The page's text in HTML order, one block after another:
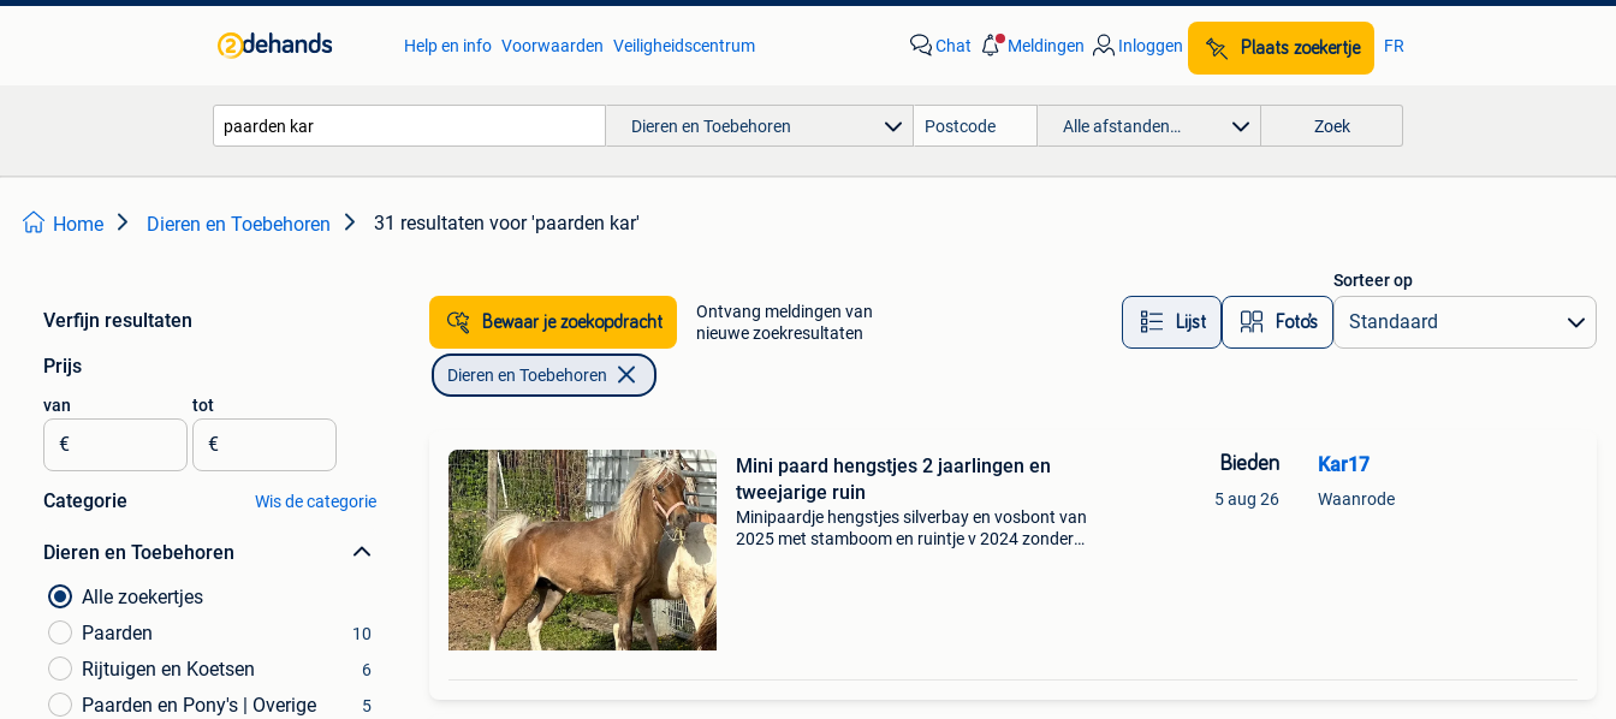
Help en info Voorwaarden Veiligheidscentrum Chat Meldingen Inloggen Plaats zoekertje FR
Dieren en Toebehoren Alle afstanden… Zoek
Home Dieren en Toebehoren 31 resultaten voor 'paarden kar'
Verfijn resultaten
Prijs
van
€
tot
€
Categorie Wis de categorie
Dieren en Toebehoren
Alle zoekertjes
Paarden
10
Rijtuigen en Koetsen 6
Paarden en Pony's | Overige
5
Bewaar je zoekopdracht
Ontvang meldingen van
nieuwe zoekresultaten
Lijst Foto’s
Sorteer op
Dieren en Toebehoren
Mini paard hengstjes 2 jaarlingen en
tweejarige ruin
Minipaardje hengstjes silverbay en vosbont van
2025 met stamboom en ruintje v 2024 zonder
Bieden
5 aug 26
Kar17
Waanrode